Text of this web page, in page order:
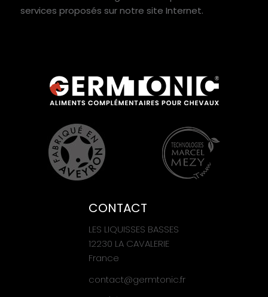
services proposés sur notre site Internet.
CONTACT
LES LIQUISSES BASSES
12230 LA CAVALERIE
France
contact@germtonic.fr